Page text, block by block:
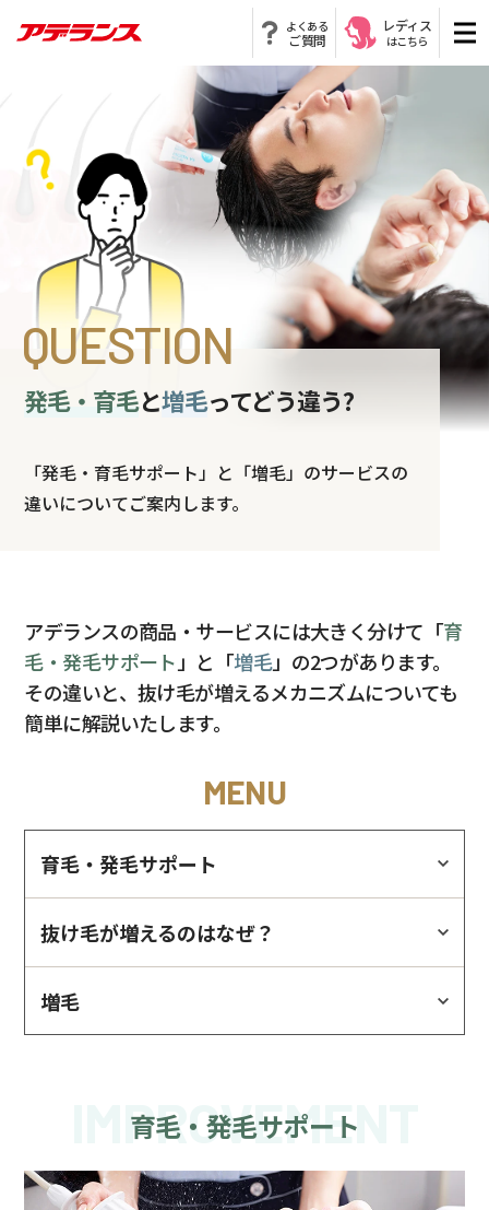
よくある
ご質問
レディス
はこちら
QUESTION
発毛・育毛と増毛ってどう違う?
「発毛・育毛サポート」と「増毛」のサービスの
違いについてご案内します。
アデランスの商品・サービスには大きく分けて「育
毛・発毛サポート」と「増毛」の2つがあります。
その違いと、抜け毛が増えるメカニズムについても
簡単に解説いたします。
MENU
育毛・発毛サポート
抜け毛が増えるのはなぜ？
増毛
IMPROVEMENT
育毛・発毛サポート